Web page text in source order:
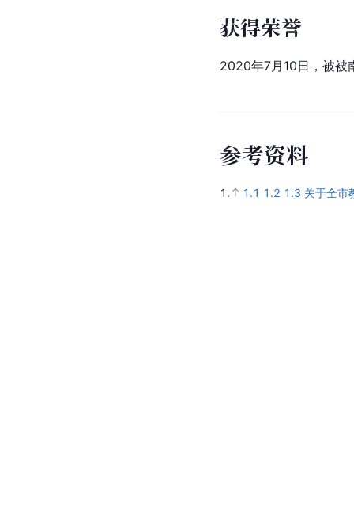
获得荣誉
2020年7月10日，被被
参考资料
1. 1.1 1.2 1.3 关于全市